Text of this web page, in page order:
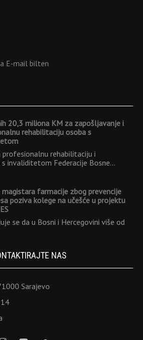
E-mail bilten
20,3 miliona KM za zapošljavanje i
rehabilitaciju osoba s
profesionalnu rehabilitaciju i
invaliditetom Federacije Bosne…
magistara farmacije zbog prevencije
poziva kolege na učešće u projektu
se da u Bosni i Hercegovini više od
NAS
Sarajevo